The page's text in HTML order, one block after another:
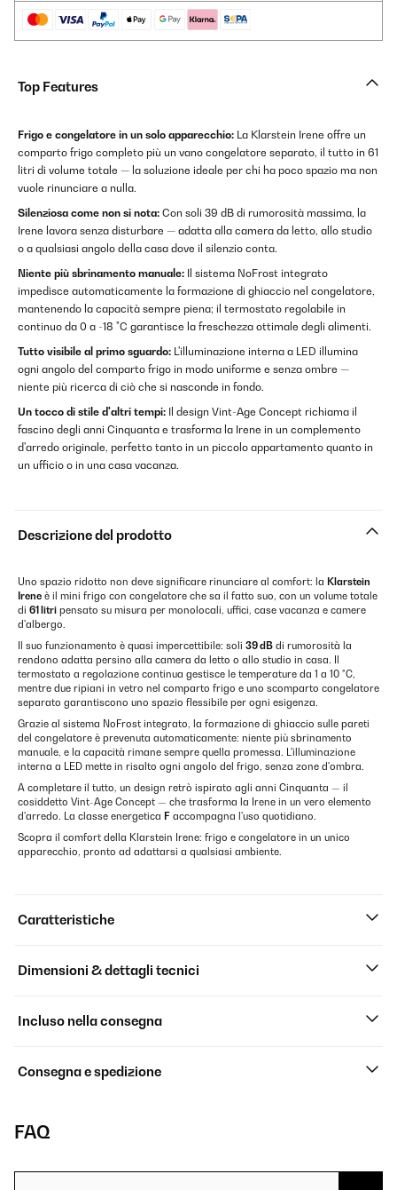
Top Features
Frigo e congelatore in un solo apparecchio: La Klarstein Irene offre un
comparto frigo completo più un vano congelatore separato, il tutto in 61
litri di volume totale — la soluzione ideale per chi ha poco spazio ma non
vuole rinunciare a nulla.
Silenziosa come non si nota: Con soli 39 dB di rumorosità massima, la
Irene lavora senza disturbare — adatta alla camera da letto, allo studio
o a qualsiasi angolo della casa dove il silenzio conta.
Niente più sbrinamento manuale: Il sistema NoFrost integrato
impedisce automaticamente la formazione di ghiaccio nel congelatore,
mantenendo la capacità sempre piena; il termostato regolabile in
continuo da 0 a -18 °C garantisce la freschezza ottimale degli alimenti.
Tutto visibile al primo sguardo: L'illuminazione interna a LED illumina
ogni angolo del comparto frigo in modo uniforme e senza ombre —
niente più ricerca di ciò che si nasconde in fondo.
Un tocco di stile d'altri tempi: Il design Vint-Age Concept richiama il
fascino degli anni Cinquanta e trasforma la Irene in un complemento
d'arredo originale, perfetto tanto in un piccolo appartamento quanto in
un ufficio o in una casa vacanza.
Descrizione del prodotto
Uno spazio ridotto non deve significare rinunciare al comfort: la Klarstein
Irene è il mini frigo con congelatore che sa il fatto suo, con un volume totale
di 61 litri pensato su misura per monolocali, uffici, case vacanza e camere
d'albergo.
Il suo funzionamento è quasi impercettibile: soli 39 dB di rumorosità la
rendono adatta persino alla camera da letto o allo studio in casa. Il
termostato a regolazione continua gestisce le temperature da 1 a 10 °C,
mentre due ripiani in vetro nel comparto frigo e uno scomparto congelatore
separato garantiscono uno spazio flessibile per ogni esigenza.
Grazie al sistema NoFrost integrato, la formazione di ghiaccio sulle pareti
del congelatore è prevenuta automaticamente: niente più sbrinamento
manuale, e la capacità rimane sempre quella promessa. L'illuminazione
interna a LED mette in risalto ogni angolo del frigo, senza zone d'ombra.
A completare il tutto, un design retrò ispirato agli anni Cinquanta — il
cosiddetto Vint-Age Concept — che trasforma la Irene in un vero elemento
d'arredo. La classe energetica F accompagna l'uso quotidiano.
Scopra il comfort della Klarstein Irene: frigo e congelatore in un unico
apparecchio, pronto ad adattarsi a qualsiasi ambiente.
Caratteristiche
Dimensioni & dettagli tecnici
Incluso nella consegna
Consegna e spedizione
FAQ